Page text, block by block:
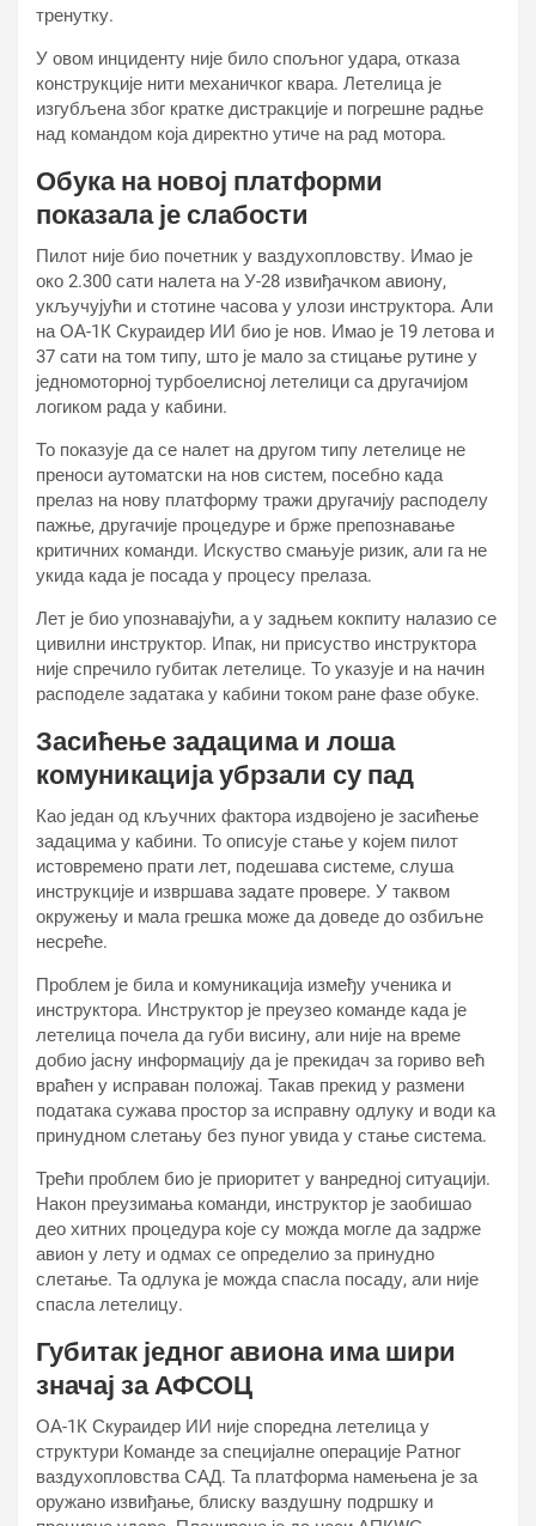
тренутку.
У овом инциденту није било спољног удара, отказа
конструкције нити механичког квара. Летелица је
изгубљена због кратке дистракције и погрешне радње
над командом која директно утиче на рад мотора.
Обука на новој платформи
показала је слабости
Пилот није био почетник у ваздухопловству. Имао је
око 2.300 сати налета на У-28 извиђачком авиону,
укључујући и стотине часова у улози инструктора. Али
на ОА-1К Скyраидер ИИ био је нов. Имао је 19 летова и
37 сати на том типу, што је мало за стицање рутине у
једномоторној турбоелисној летелици са другачијом
логиком рада у кабини.
То показује да се налет на другом типу летелице не
преноси аутоматски на нов систем, посебно када
прелаз на нову платформу тражи другачију расподелу
пажње, другачије процедуре и брже препознавање
критичних команди. Искуство смањује ризик, али га не
укида када је посада у процесу прелаза.
Лет је био упознавајући, а у задњем кокпиту налазио се
цивилни инструктор. Ипак, ни присуство инструктора
није спречило губитак летелице. То указује и на начин
расподеле задатака у кабини током ране фазе обуке.
Засићење задацима и лоша
комуникација убрзали су пад
Као један од кључних фактора издвојено је засићење
задацима у кабини. То описује стање у којем пилот
истовремено прати лет, подешава системе, слуша
инструкције и извршава задате провере. У таквом
окружењу и мала грешка може да доведе до озбиљне
несреће.
Проблем је била и комуникација између ученика и
инструктора. Инструктор је преузео команде када је
летелица почела да губи висину, али није на време
добио јасну информацију да је прекидач за гориво већ
враћен у исправан положај. Такав прекид у размени
података сужава простор за исправну одлуку и води ка
принудном слетању без пуног увида у стање система.
Трећи проблем био је приоритет у ванредној ситуацији.
Након преузимања команди, инструктор је заобишао
део хитних процедура које су можда могле да задрже
авион у лету и одмах се определио за принудно
слетање. Та одлука је можда спасла посаду, али није
спасла летелицу.
Губитак једног авиона има шири
значај за АФСОЦ
ОА-1К Скyраидер ИИ није споредна летелица у
структури Команде за специјалне операције Ратног
ваздухопловства САД. Та платформа намењена је за
оружано извиђање, блиску ваздушну подршку и